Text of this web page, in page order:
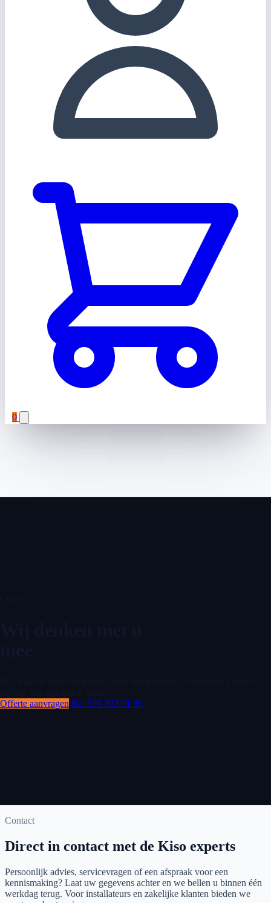
0
Offerte aanvragen Bel 036 303 01 36
Contact
Direct in contact met de Kiso experts
Persoonlijk advies, servicevragen of een afspraak voor een
kennismaking? Laat uw gegevens achter en we bellen u binnen één
werkdag terug. Voor installateurs en zakelijke klanten bieden we